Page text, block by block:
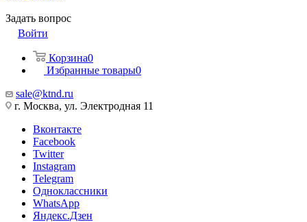
Задать вопрос
Войти
Корзина0
Избранные товары0
sale@ktnd.ru
г. Москва, ул. Электродная 11
Вконтакте
Facebook
Twitter
Instagram
Telegram
Одноклассники
WhatsApp
Яндекс.Дзен